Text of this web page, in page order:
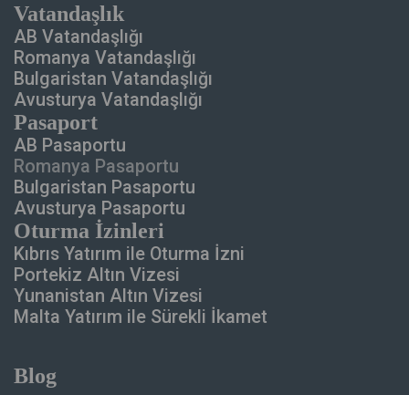
Vatandaşlık
AB Vatandaşlığı
Romanya Vatandaşlığı
Bulgaristan Vatandaşlığı
Avusturya Vatandaşlığı
Blog
Pasaport
AB Pasaportu
Romanya Pasaportu
Bulgaristan Pasaportu
Avusturya Pasaportu
Oturma İzinleri
Kıbrıs Yatırım ile Oturma İzni
Portekiz Altın Vizesi
Yunanistan Altın Vizesi
Malta Yatırım ile Sürekli İkamet